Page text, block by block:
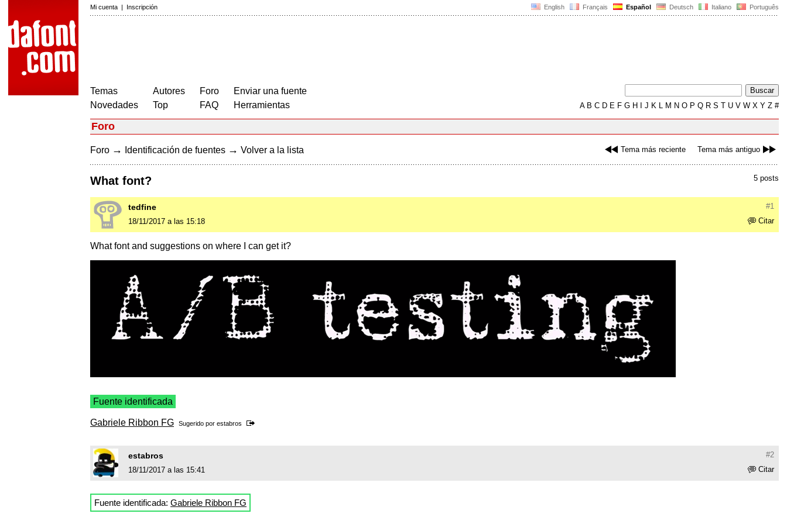
English Français Español Deutsch Italiano Português
Mi cuenta | Inscripción
Temas
Novedades
Autores
Top
Foro
FAQ
Enviar una fuente
Herramientas
AB C D E F G H J K L M N O P Q R S T U V W X Y Z #
Foro
Tema más reciente Tema más antiguo
Foro → Identificación de fuentes → Volver a la lista
5 posts
What font?
#1
tedfine
Citar
18/11/2017 a las 15:18
What font and suggestions on where I can get it?
Fuente identificada
Gabriele Ribbon FG Sugerido por estabros
#2
estabros
Citar
18/11/2017 a las 15:41
Fuente identificada: Gabriele Ribbon FG